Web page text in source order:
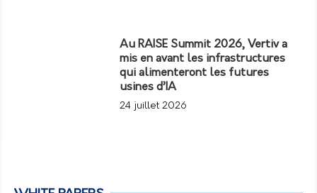
Au RAISE Summit 2026, Vertiv a
mis en avant les infrastructures
qui alimenteront les futures
usines d’IA
24 juillet 2026